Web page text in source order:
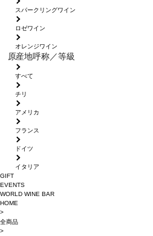
スパークリングワイン
ロゼワイン
オレンジワイン
原産地呼称／等級
すべて
チリ
アメリカ
フランス
ドイツ
イタリア
GIFT
EVENTS
WORLD WINE BAR
HOME
>
全商品
>